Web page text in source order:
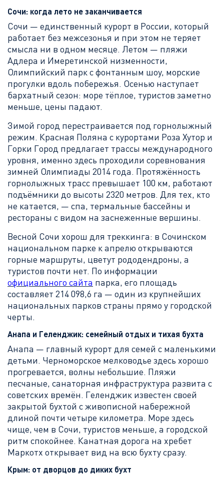
Сочи: когда лето не заканчивается
Сочи — единственный курорт в России, который
работает без межсезонья и при этом не теряет
смысла ни в одном месяце. Летом — пляжи
Адлера и Имеретинской низменности,
Олимпийский парк с фонтанным шоу, морские
прогулки вдоль побережья. Осенью наступает
бархатный сезон: море тёплое, туристов заметно
меньше, цены падают.
Зимой город перестраивается под горнолыжный
режим. Красная Поляна с курортами Роза Хутор и
Горки Город предлагает трассы международного
уровня, именно здесь проходили соревнования
зимней Олимпиады 2014 года. Протяжённость
горнолыжных трасс превышает 100 км, работают
подъёмники до высоты 2320 метров. Для тех, кто
не катается, — спа, термальные бассейны и
рестораны с видом на заснеженные вершины.
Весной Сочи хорош для треккинга: в Сочинском
национальном парке к апрелю открываются
горные маршруты, цветут рододендроны, а
туристов почти нет. По информации
официального сайта парка, его площадь
составляет 214 098,6 га — один из крупнейших
национальных парков страны прямо у городской
черты.
Анапа и Геленджик: семейный отдых и тихая бухта
Анапа — главный курорт для семей с маленькими
детьми. Черноморское мелководье здесь хорошо
прогревается, волны небольшие. Пляжи
песчаные, санаторная инфраструктура развита с
советских времён. Геленджик известен своей
закрытой бухтой с живописной набережной
длиной почти четыре километра. Море здесь
чище, чем в Сочи, туристов меньше, а городской
ритм спокойнее. Канатная дорога на хребет
Маркотх открывает вид на всю бухту сразу.
Крым: от дворцов до диких бухт